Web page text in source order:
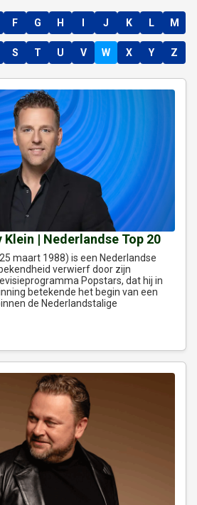
F G H I J K L M
S T U V W X Y Z
Klein | Nederlandse Top 20
maart 1988) is een Nederlandse
verwierf door zijn
Popstars, dat hij in
betekende het begin van een
de Nederlandstalige